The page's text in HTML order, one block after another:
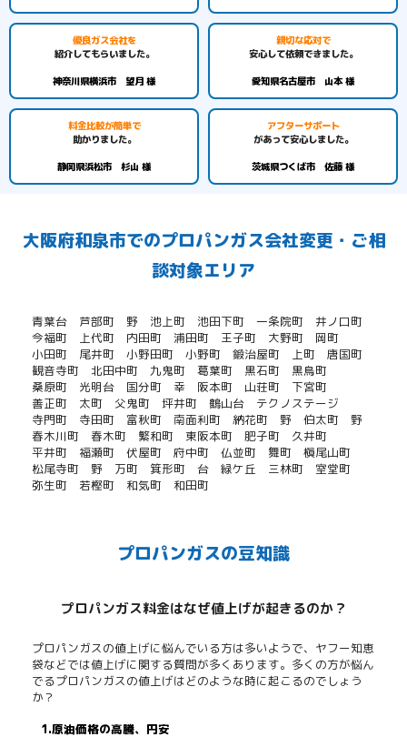
優良ガス会社を
紹介してもらいました。
神奈川県横浜市 望月 様
親切な応対で
安心して依頼できました。
愛知県名古屋市 山本 様
料金比較が簡単で
助かりました。
静岡県浜松市 杉山 様
アフターサポート
があって安心しました。
茨城県つくば市 佐藤 様
大阪府和泉市でのプロパンガス会社変更・ご相
談対象エリア
青葉台 芦部町 野 池上町 池田下町 一条院町
井ノ口町
今福町
上代町 内田町 浦田町 王子町 大野町
岡町
小田町
尾井町 小野田町 小野町 鍛治屋町 上町
唐国町
観音寺町
北田中町 九鬼町 葛葉町 黒石町
黒鳥町
桑原町
光明台 国分町 幸 阪本町 山荘町
下宮町
善正町
太町 父鬼町 坪井町 鶴山台
テクノステージ
寺門町
寺田町 富秋町 南面利町 納花町 野 伯太町
野
春木川町
春木町 繁和町 東阪本町 肥子町
久井町
平井町
福瀬町 伏屋町 府中町 仏並町 舞町
槇尾山町
松尾寺町
野 万町 箕形町 台 緑ケ丘 三林町
室堂町
弥生町
若樫町 和気町 和田町
プロパンガスの豆知識
プロパンガス料金はなぜ値上げが起きるのか？
プロパンガスの値上げに悩んでいる方は多いようで、ヤフー知恵
袋などでは値上げに関する質問が多くあります。多くの方が悩ん
でるプロパンガスの値上げはどのような時に起こるのでしょう
か？
1.原油価格の高騰、円安